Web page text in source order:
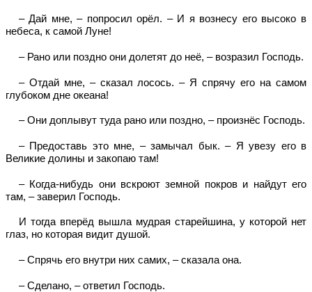
– Дай мне, – попросил орёл. – И я вознесу его высоко в
небеса, к самой Луне!
– Рано или поздно они долетят до неё, – возразил Господь.
– Отдай мне, – сказал лосось. – Я спрячу его на самом
глубоком дне океана!
– Они доплывут туда рано или поздно, – произнёс Господь.
– Предоставь это мне, – замычал бык. – Я увезу его в
Великие долины и закопаю там!
– Когда-нибудь они вскроют земной покров и найдут его
там, – заверил Господь.
И тогда вперёд вышла мудрая старейшина, у которой нет
глаз, но которая видит душой.
– Спрячь его внутри них самих, – сказала она.
– Сделано, – ответил Господь.